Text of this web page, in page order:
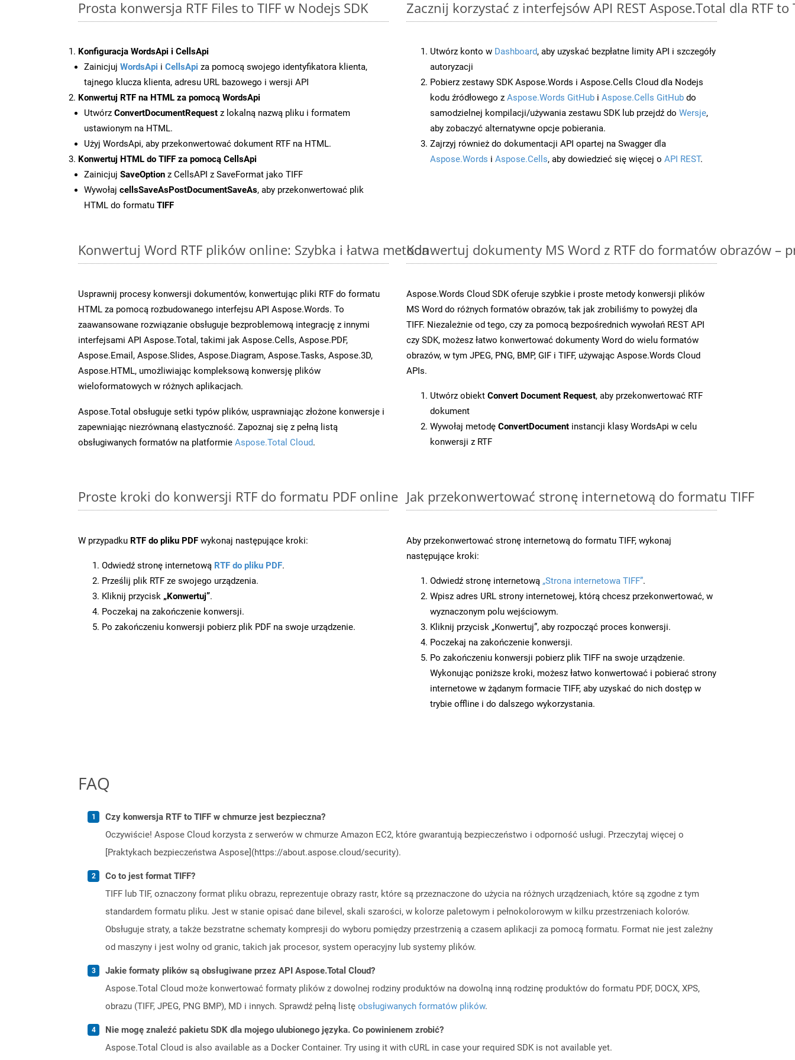
Prosta konwersja RTF Files to TIFF w Nodejs SDK
Konfiguracja WordsApi i CellsApi
Zainicjuj WordsApi i CellsApi za pomocą swojego identyfikatora klienta,
tajnego klucza klienta, adresu URL bazowego i wersji API
Konwertuj RTF na HTML za pomocą WordsApi
Utwórz ConvertDocumentRequest z lokalną nazwą pliku i formatem
ustawionym na HTML.
Użyj WordsApi, aby przekonwertować dokument RTF na HTML.
Konwertuj HTML do TIFF za pomocą CellsApi
Zainicjuj SaveOption z CellsAPI z SaveFormat jako TIFF
Wywołaj cellsSaveAsPostDocumentSaveAs, aby przekonwertować plik
HTML do formatu TIFF
Zacznij korzystać z interfejsów API REST Aspose.Total dla RTF to
Utwórz konto w Dashboard, aby uzyskać bezpłatne limity API i szczegóły
autoryzacji
Pobierz zestawy SDK Aspose.Words i Aspose.Cells Cloud dla Nodejs
kodu źródłowego z Aspose.Words GitHub i Aspose.Cells GitHub do
samodzielnej kompilacji/używania zestawu SDK lub przejdź do Wersje,
aby zobaczyć alternatywne opcje pobierania.
Zajrzyj również do dokumentacji API opartej na Swagger dla
Aspose.Words i Aspose.Cells, aby dowiedzieć się więcej o API REST.
Konwertuj Word RTF plików online: Szybka i łatwa metoda
Usprawnij procesy konwersji dokumentów, konwertując pliki RTF do formatu
HTML za pomocą rozbudowanego interfejsu API Aspose.Words. To
zaawansowane rozwiązanie obsługuje bezproblemową integrację z innymi
interfejsami API Aspose.Total, takimi jak Aspose.Cells, Aspose.PDF,
Aspose.Email, Aspose.Slides, Aspose.Diagram, Aspose.Tasks, Aspose.3D,
Aspose.HTML, umożliwiając kompleksową konwersję plików
wieloformatowych w różnych aplikacjach.
Aspose.Total obsługuje setki typów plików, usprawniając złożone konwersje i
zapewniając niezrównaną elastyczność. Zapoznaj się z pełną listą
obsługiwanych formatów na platformie Aspose.Total Cloud.
Konwertuj dokumenty MS Word z RTF do formatów obrazów –
Aspose.Words Cloud SDK oferuje szybkie i proste metody konwersji plików
MS Word do różnych formatów obrazów, tak jak zrobiliśmy to powyżej dla
TIFF. Niezależnie od tego, czy za pomocą bezpośrednich wywołań REST API
czy SDK, możesz łatwo konwertować dokumenty Word do wielu formatów
obrazów, w tym JPEG, PNG, BMP, GIF i TIFF, używając Aspose.Words Cloud
APIs.
Utwórz obiekt Convert Document Request, aby przekonwertować RTF
dokument
Wywołaj metodę ConvertDocument instancji klasy WordsApi w celu
konwersji z RTF
Proste kroki do konwersji RTF do formatu PDF online
W przypadku RTF do pliku PDF wykonaj następujące kroki:
Odwiedź stronę internetową RTF do pliku PDF.
Prześlij plik RTF ze swojego urządzenia.
Kliknij przycisk „Konwertuj”.
Poczekaj na zakończenie konwersji.
Po zakończeniu konwersji pobierz plik PDF na swoje urządzenie.
Jak przekonwertować stronę internetową do formatu TIFF
Aby przekonwertować stronę internetową do formatu TIFF, wykonaj
następujące kroki:
Odwiedź stronę internetową „Strona internetowa TIFF”.
Wpisz adres URL strony internetowej, którą chcesz przekonwertować, w
wyznaczonym polu wejściowym.
Kliknij przycisk „Konwertuj”, aby rozpocząć proces konwersji.
Poczekaj na zakończenie konwersji.
Po zakończeniu konwersji pobierz plik TIFF na swoje urządzenie.
Wykonując poniższe kroki, możesz łatwo konwertować i pobierać strony
internetowe w żądanym formacie TIFF, aby uzyskać do nich dostęp w
trybie offline i do dalszego wykorzystania.
FAQ
Czy konwersja RTF to TIFF w chmurze jest bezpieczna?
Oczywiście! Aspose Cloud korzysta z serwerów w chmurze Amazon EC2, które gwarantują bezpieczeństwo i odporność usługi. Przeczytaj więcej o
[Praktykach bezpieczeństwa Aspose](https://about.aspose.cloud/security).
Co to jest format TIFF?
TIFF lub TIF, oznaczony format pliku obrazu, reprezentuje obrazy rastr, które są przeznaczone do użycia na różnych urządzeniach, które są zgodne z tym
standardem formatu pliku. Jest w stanie opisać dane bilevel, skali szarości, w kolorze paletowym i pełnokolorowym w kilku przestrzeniach kolorów.
Obsługuje straty, a także bezstratne schematy kompresji do wyboru pomiędzy przestrzenią a czasem aplikacji za pomocą formatu. Format nie jest zależny
od maszyny i jest wolny od granic, takich jak procesor, system operacyjny lub systemy plików.
Jakie formaty plików są obsługiwane przez API Aspose.Total Cloud?
Aspose.Total Cloud może konwertować formaty plików z dowolnej rodziny produktów na dowolną inną rodzinę produktów do formatu PDF, DOCX, XPS,
obrazu (TIFF, JPEG, PNG BMP), MD i innych. Sprawdź pełną listę obsługiwanych formatów plików.
Nie mogę znaleźć pakietu SDK dla mojego ulubionego języka. Co powinienem zrobić?
Aspose.Total Cloud is also available as a Docker Container. Try using it with cURL in case your required SDK is not available yet.